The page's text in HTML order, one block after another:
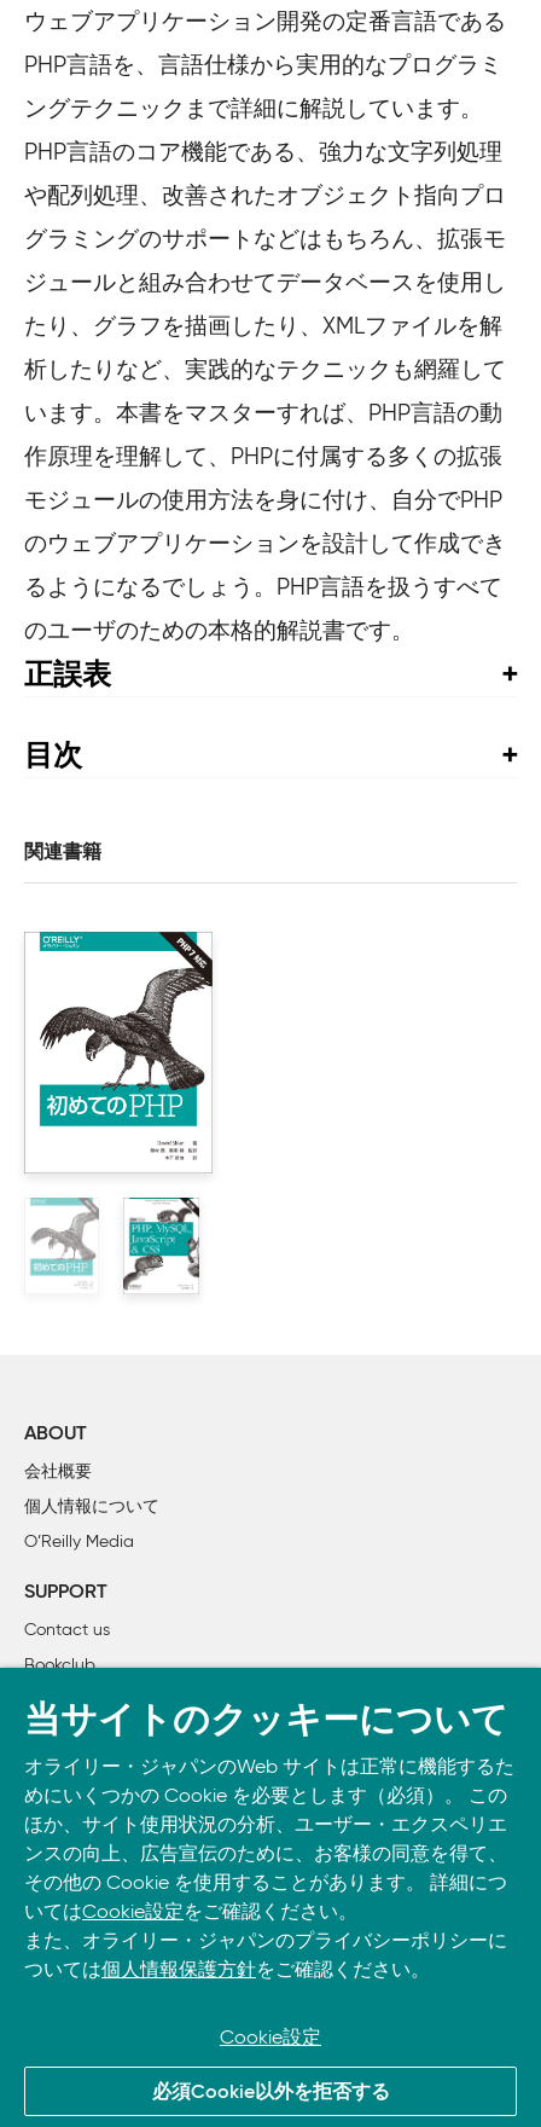
ウェブアプリケーション開発の定番言語である
PHP言語を、言語仕様から実用的なプログラミ
ングテクニックまで詳細に解説しています。
PHP言語のコア機能である、強力な文字列処理
や配列処理、改善されたオブジェクト指向プロ
グラミングのサポートなどはもちろん、拡張モ
ジュールと組み合わせてデータベースを使用し
たり、グラフを描画したり、XMLファイルを解
析したりなど、実践的なテクニックも網羅して
います。本書をマスターすれば、PHP言語の動
作原理を理解して、PHPに付属する多くの拡張
モジュールの使用方法を身に付け、自分でPHP
のウェブアプリケーションを設計して作成でき
るようになるでしょう。PHP言語を扱うすべて
のユーザのための本格的解説書です。
正誤表
います。お手持ちの書籍では、すでに修正が施されてい
る場合がありますので、書籍最終ページの奥付でお手持
第1刷正誤表
プログラミングPHP 第3版
2015年7月22日更新
位
全体
通じ
PHP_SELF
    <title>Look Out World</title>
  </head>
  <body>
    <?php echo "Hello, world!"; ?>
p11
図1-
5の
このサンプルデータベースのSQLは、
下か
2番
コー
0b00000010         // 10進形式では2
p27
下か
8行
目
echo "aとbは等しい"
p28
6番
目の
箇条
書き
●プロパティメソッドを一切含まないオブジェクト
p31
一番
下の
コー
$callback = function myCallbackFunction()
    echo "コールバックに到達しました";
}
call_user_func($callback);
3
目次
1章　PHPについて
    1.1　PHPとは
        1.2.1　PHPの誕生
        1.2.2　PHPの発展
    1.3　PHPのインストール
    1.4　PHPの例
        1.4.1　設定情報のページ
        1.4.2　フォーム
        1.4.3　データベース
        1.4.4　グラフィックス
2章　PHP言語の基本
    2.1　字句構造
        2.1.1　大文字 /小文字の区別
        2.1.6　識別子
        2.1.7　キーワード
        2.2.1　整数
        2.2.2　浮動小数点数
        2.2.5　配列
        2.2.6　オブジェクト
        2.2.7　リソース
        2.2.8　コールバック
        2.2.9　NULL
    2.3　変数
        2.3.1　可変変数
        2.3.2　変数への参照
        2.3.3　変数のスコープ
        2.3.4　ガベージコレクション
    2.4　式と演算子
        2.4.1　オペランドの数
        2.4.3　演算子の結合時の評価順
        2.4.4　暗黙のキャスト
        2.4.5　算術演算
関連書籍
ABOUT
会社概要
個人情報について
O’Reilly Media
SUPPORT
Contact us
Bookclub
書籍注文
Take O’Reilly with you and learn anywhere, anytime on your
phone
and tablet.
© 2026, O’Reilly Japan, Inc. oreilly.co.jpに掲載されているすべて
のトレードマークおよび登録商標は、それぞれの所有者に帰属し
当サイトのクッキーについて
オライリー・ジャパンのWeb サイトは正常に機能するた
めにいくつかの Cookie を必要とします（必須）。 この
ほか、サイト使用状況の分析、ユーザー・エクスペリエ
ンスの向上、広告宣伝のために、お客様の同意を得て、
その他の Cookie を使用することがあります。 詳細につ
いてはCookie設定をご確認ください。
また、オライリー・ジャパンのプライバシーポリシーに
ついては個人情報保護方針をご確認ください。
Cookie設定
必須Cookie以外を拒否する